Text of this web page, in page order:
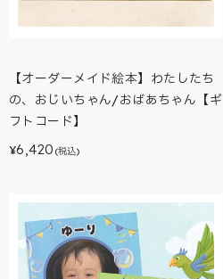
【オーダーメイド絵本】わたしたち
の、おじいちゃん/おばあちゃん【ギ
フトコード】
¥6,420 (税込)